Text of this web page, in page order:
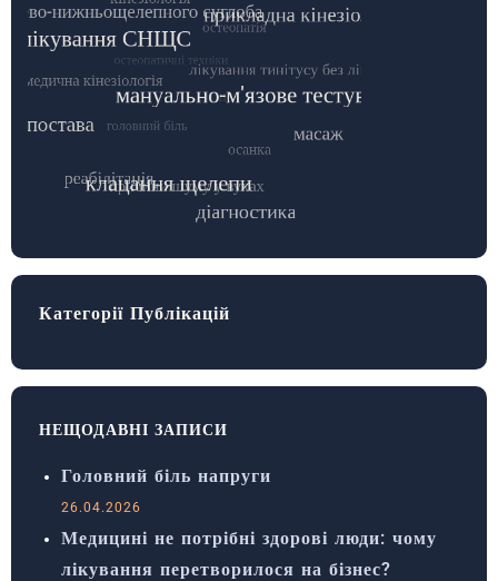
Категорії Публікацій
НЕЩОДАВНІ ЗАПИСИ
Головний біль напруги
26.04.2026
Медицині не потрібні здорові люди: чому
лікування перетворилося на бізнес?